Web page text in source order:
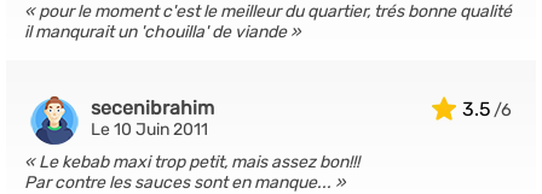
pour le moment c'est le meilleur du quartier, trés bonne qualité
il manqurait un 'chouilla' de viande
3.5
secenibrahim
Le 10 Juin 2011
Le kebab maxi trop petit, mais assez bon!!!
Par contre les sauces sont en manque...